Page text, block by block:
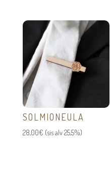
SOLMIONEULA
28,00€ (sis alv 25,5%)